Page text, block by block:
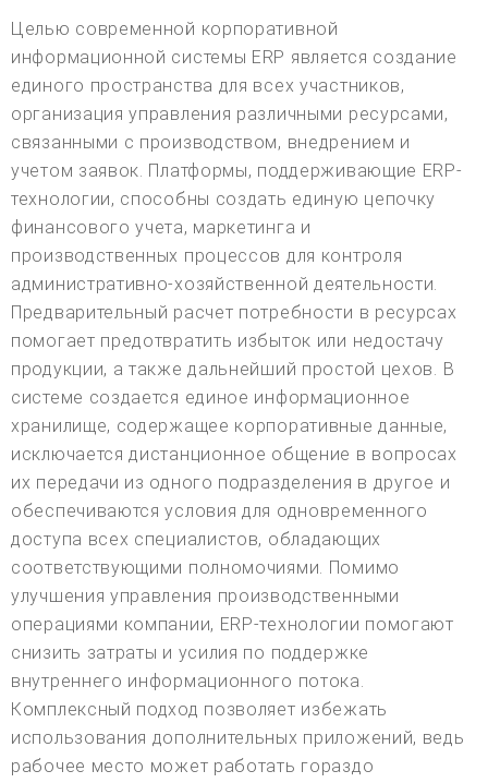
Целью современной корпоративной
информационной системы ERP является создание
единого пространства для всех участников,
организация управления различными ресурсами,
связанными с производством, внедрением и
учетом заявок. Платформы, поддерживающие ERP-
технологии, способны создать единую цепочку
финансового учета, маркетинга и
производственных процессов для контроля
административно-хозяйственной деятельности.
Предварительный расчет потребности в ресурсах
помогает предотвратить избыток или недостачу
продукции, а также дальнейший простой цехов. В
системе создается единое информационное
хранилище, содержащее корпоративные данные,
исключается дистанционное общение в вопросах
их передачи из одного подразделения в другое и
обеспечиваются условия для одновременного
доступа всех специалистов, обладающих
соответствующими полномочиями. Помимо
улучшения управления производственными
операциями компании, ERP-технологии помогают
снизить затраты и усилия по поддержке
внутреннего информационного потока.
Комплексный подход позволяет избежать
использования дополнительных приложений, ведь
рабочее место может работать гораздо